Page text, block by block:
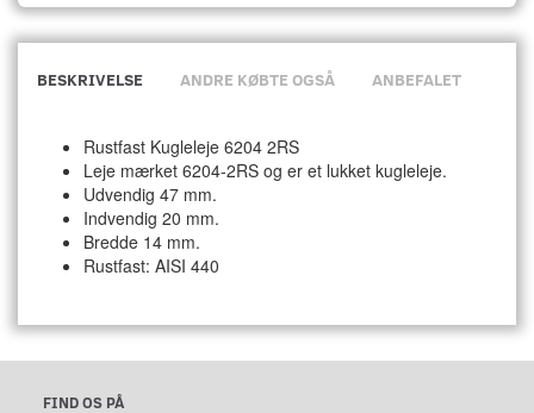
BESKRIVELSE ANDRE KØBTE OGSÅ ANBEFALET
Rustfast Kugleleje 6204 2RS
Leje mærket 6204-2RS og er et lukket kugleleje.
Udvendig 47 mm.
Indvendig 20 mm.
Bredde 14 mm.
Rustfast: AISI 440
FIND OS PÅ